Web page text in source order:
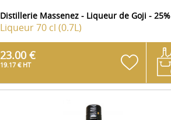
Distillerie Massenez - Liqueur de Goji - 25%
Liqueur70 cl (0.7L)
23.00 €
19.17 € HT